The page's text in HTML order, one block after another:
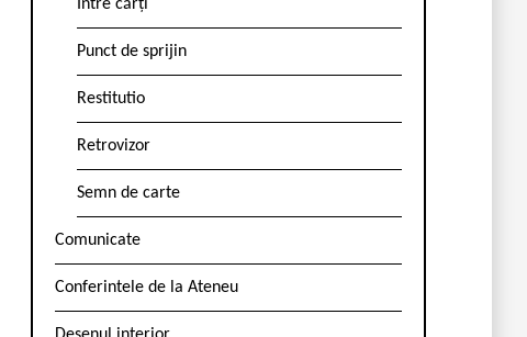
Între cărți
Punct de sprijin
Restitutio
Retrovizor
Semn de carte
Comunicate
Conferintele de la Ateneu